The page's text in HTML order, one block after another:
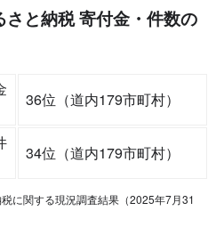
と納税 寄付金・件数の
36位（道内179市町村）
34位（道内179市町村）
に関する現況調査結果（2025年7月31